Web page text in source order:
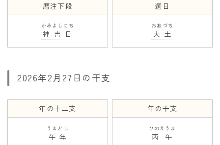
暦注下段
神吉日
かみよしにち
選日
大土
おおづち
2026年2月27日の干支
年の十二支
午年
うまどし
年の干支
丙午
ひのえうま